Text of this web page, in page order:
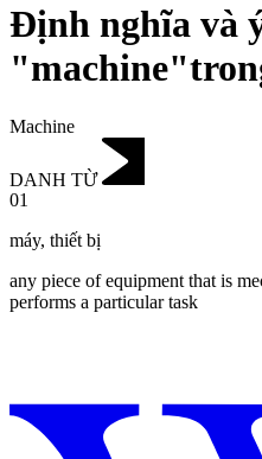
Định nghĩa và
Machine
DANH TỪ
01
máy, thiết bị
any piece of equipment that is
performs a particular task